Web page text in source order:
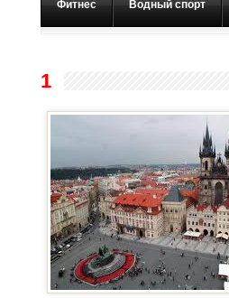
Фитнес Водный спорт
1